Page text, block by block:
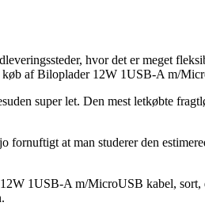
hvor det er meget
køb af Biloplader 12W 1USB-A m/
super let. Den mest letkøbte
at man studerer den
1USB-A m/MicroUSB kabel, sort,